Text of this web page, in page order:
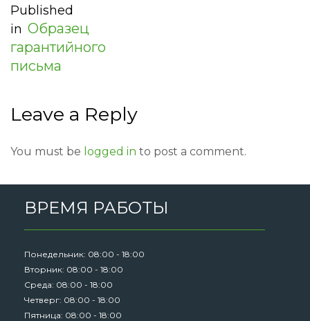
Published
in Образец
гарантийного
письма
Leave a Reply
You must be logged in to post a comment.
ВРЕМЯ РАБОТЫ
Понедельник: 08:00 - 18:00
Вторник: 08:00 - 18:00
Среда: 08:00 - 18:00
Четверг: 08:00 - 18:00
Пятница: 08:00 - 18:00